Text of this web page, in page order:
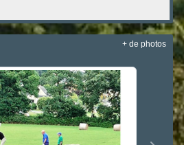
+ de photos